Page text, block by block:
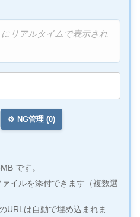
リアルタイムで表示され
⚙️ NG管理 (0)
です。
イルを添付できます（複数選
URLは自動で埋め込まれま